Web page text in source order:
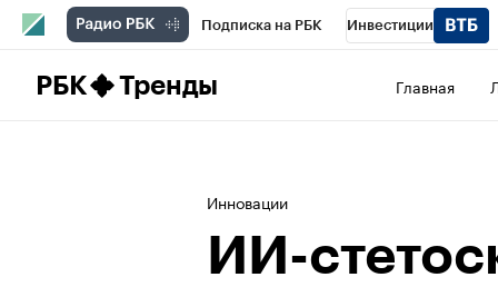
Подписка на РБК Инвестиции
РБК Тренды Главная
Инновации
ИИ-